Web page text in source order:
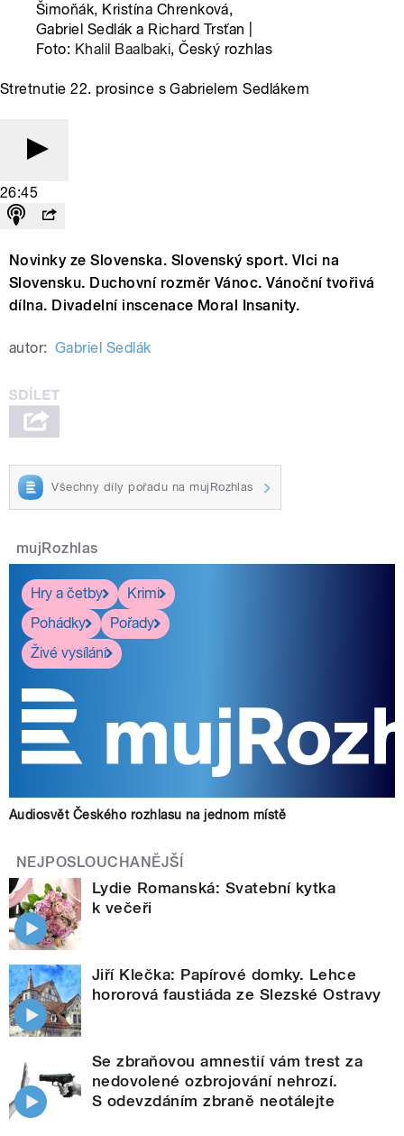
Šimoňák, Kristína Chrenková,
Gabriel Sedlák a Richard Trsťan |
Foto: Khalil Baalbaki, Český rozhlas
Stretnutie 22. prosince s Gabrielem Sedlákem
26:45
Novinky ze Slovenska. Slovenský sport. Vlci na
Slovensku. Duchovní rozměr Vánoc. Vánoční tvořivá
dílna. Divadelní inscenace Moral Insanity.
autor: Gabriel Sedlák
Všechny díly pořadu na mujRozhlas
mujRozhlas
Hry a četby
Krimi
Pohádky
Pořady
Živé vysílání
Audiosvět Českého rozhlasu na jednom místě
NEJPOSLOUCHANĚJŠÍ
Lydie Romanská: Svatební kytka
k večeři
Jiří Klečka: Papírové domky. Lehce
hororová faustiáda ze Slezské Ostravy
Se zbraňovou amnestií vám trest za
nedovolené ozbrojování nehrozí.
S odevzdáním zbraně neotálejte